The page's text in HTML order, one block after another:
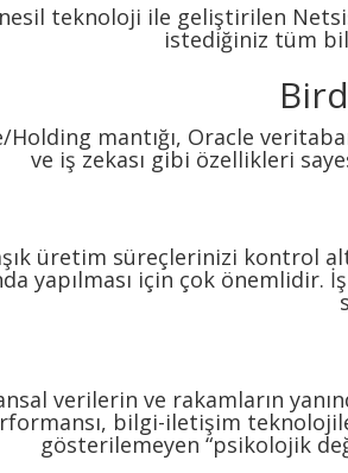
teknoloji ile geliştirilen
istediğiniz tüm
Holding mantığı, Oracle
ve iş zekası gibi özellikleri
üretim süreçlerinizi kontrol
yapılması için çok
verilerin ve rakamların
bilgi-iletişim
gösterilemeyen “psikolojik